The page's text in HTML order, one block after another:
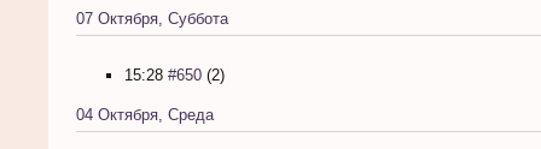
07 Октября, Суббота
15:28 #650 (2)
04 Октября, Среда